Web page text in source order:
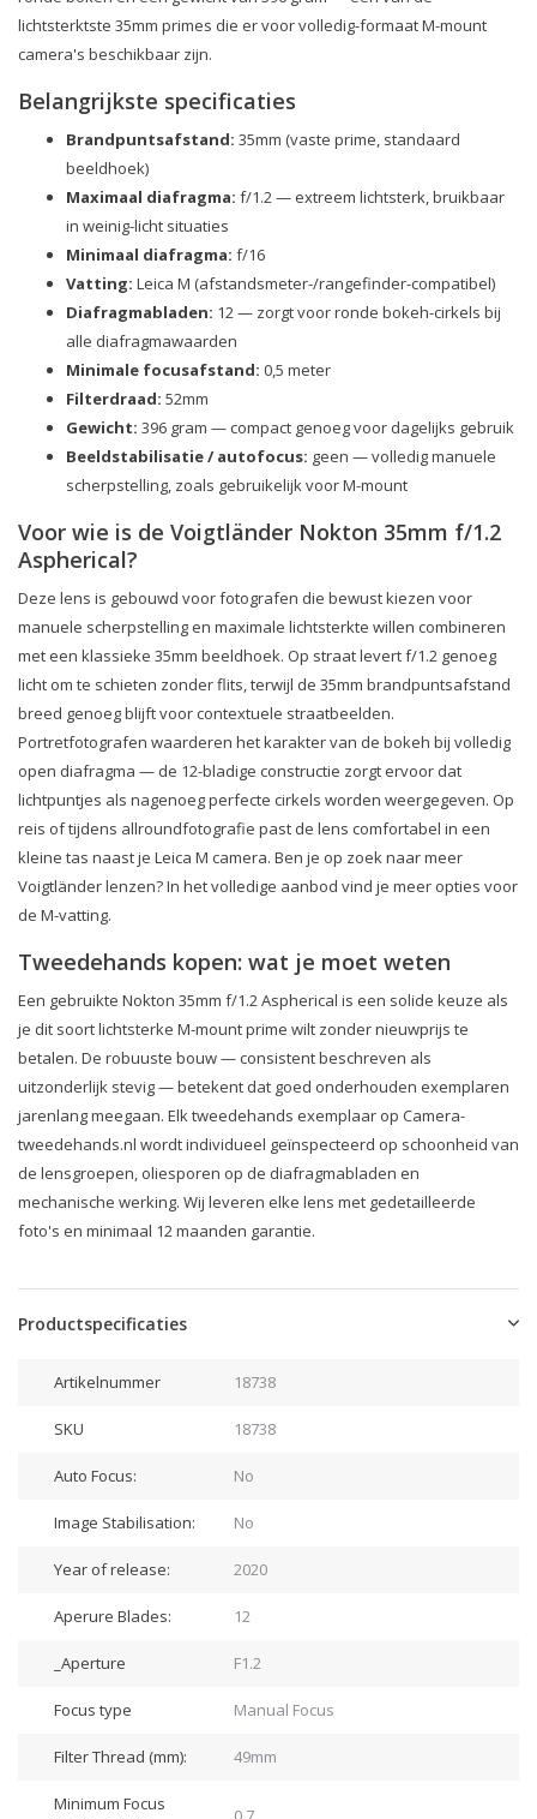
lichtsterktste 35mm primes die er voor volledig-formaat M-mount
camera's beschikbaar zijn.
Belangrijkste specificaties
Brandpuntsafstand: 35mm (vaste prime, standaard
beeldhoek)
Maximaal diafragma: f/1.2 — extreem lichtsterk, bruikbaar
in weinig-licht situaties
Minimaal diafragma: f/16
Vatting: Leica M (afstandsmeter-/rangefinder-compatibel)
Diafragmabladen: 12 — zorgt voor ronde bokeh-cirkels bij
alle diafragmawaarden
Minimale focusafstand: 0,5 meter
Filterdraad: 52mm
Gewicht: 396 gram — compact genoeg voor dagelijks gebruik
Beeldstabilisatie / autofocus: geen — volledig manuele
scherpstelling, zoals gebruikelijk voor M-mount
Voor wie is de Voigtländer Nokton 35mm f/1.2
Aspherical?
Deze lens is gebouwd voor fotografen die bewust kiezen voor
manuele scherpstelling en maximale lichtsterkte willen combineren
met een klassieke 35mm beeldhoek. Op straat levert f/1.2 genoeg
licht om te schieten zonder flits, terwijl de 35mm brandpuntsafstand
breed genoeg blijft voor contextuele straatbeelden.
Portretfotografen waarderen het karakter van de bokeh bij volledig
open diafragma — de 12-bladige constructie zorgt ervoor dat
lichtpuntjes als nagenoeg perfecte cirkels worden weergegeven. Op
reis of tijdens allroundfotografie past de lens comfortabel in een
kleine tas naast je Leica M camera. Ben je op zoek naar meer
Voigtländer lenzen? In het volledige aanbod vind je meer opties voor
de M-vatting.
Tweedehands kopen: wat je moet weten
Een gebruikte Nokton 35mm f/1.2 Aspherical is een solide keuze als
je dit soort lichtsterke M-mount prime wilt zonder nieuwprijs te
betalen. De robuuste bouw — consistent beschreven als
uitzonderlijk stevig — betekent dat goed onderhouden exemplaren
jarenlang meegaan. Elk tweedehands exemplaar op Camera-
tweedehands.nl wordt individueel geïnspecteerd op schoonheid van
de lensgroepen, oliesporen op de diafragmabladen en
mechanische werking. Wij leveren elke lens met gedetailleerde
foto's en minimaal 12 maanden garantie.
Productspecificaties
Artikelnummer 18738
SKU 18738
Auto Focus: No
Image Stabilisation: No
Year of release: 2020
Aperure Blades: 12
_Aperture F1.2
Focus type Manual Focus
Filter Thread (mm): 49mm
Minimum Focus